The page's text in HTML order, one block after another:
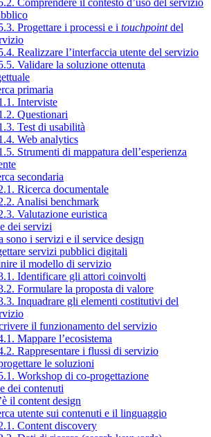
Comprendere il contesto d’uso del servizio
Progettare i processi e i touchpointdel
Realizzare l’interfaccia utente del servizio
Validare la soluzione ottenuta
primaria
Interviste
Questionari
Test di usabilità
Web analytics
Strumenti di mappatura dell’esperienza
secondaria
Ricerca documentale
Analisi benchmark
Valutazione euristica
dei servizi
sono i servizi e il service design
servizi pubblici digitali
il modello di servizio
Identificare gli attori coinvolti
Formulare la proposta di valore
Inquadrare gli elementi costitutivi del
il funzionamento del servizio
Mappare l’ecosistema
Rappresentare i flussi di servizio
le soluzioni
Workshop di co-progettazione
dei contenuti
il content design
utente sui contenuti e il linguaggio
Content discovery